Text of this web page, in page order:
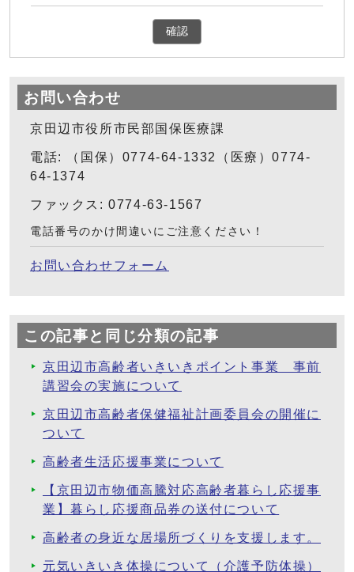
確認
お問い合わせ
京田辺市役所市民部国保医療課
電話: （国保）0774-64-1332（医療）0774-
64-1374
ファックス: 0774-63-1567
電話番号のかけ間違いにご注意ください！
お問い合わせフォーム
この記事と同じ分類の記事
京田辺市高齢者いきいきポイント事業 事前
講習会の実施について
京田辺市高齢者保健福祉計画委員会の開催に
ついて
高齢者生活応援事業について
【京田辺市物価高騰対応高齢者暮らし応援事
業】暮らし応援商品券の送付について
高齢者の身近な居場所づくりを支援します。
元気いきいき体操について（介護予防体操）